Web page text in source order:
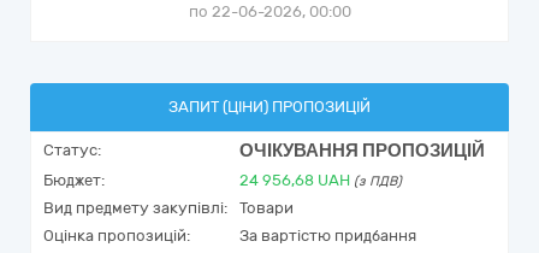
по 22-06-2026, 00:00
ЗАПИТ (ЦІНИ) ПРОПОЗИЦІЙ
Статус: ОЧІКУВАННЯ ПРОПОЗИЦІЙ
Бюджет: 24 956,68 UAH (з ПДВ)
Вид предмету закупівлі:
Товари
Оцінка пропозицій:
За вартістю придбання